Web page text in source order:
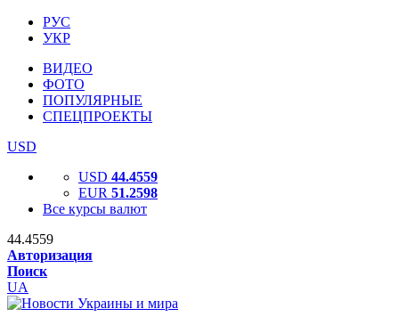
РУС
УКР
ВИДЕО
ФОТО
ПОПУЛЯРНЫЕ
СПЕЦПРОЕКТЫ
USD
USD 44.4559
EUR 51.2598
Все курсы валют
44.4559
Авторизация
Поиск
UA